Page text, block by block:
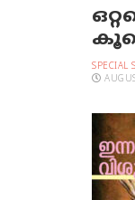
SPECIAL